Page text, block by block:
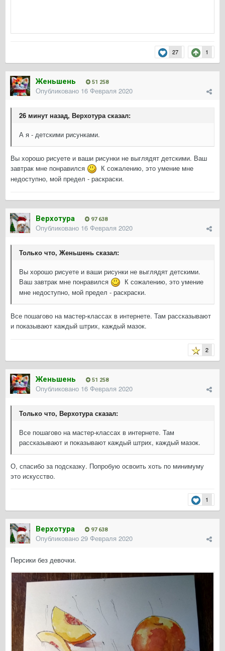
27 1
Женьшень 51 258
Опубликовано 16 Февраля 2020
26 минут назад, Верхотура сказал:
А я - детскими рисунками.
Вы хорошо рисуете и ваши рисунки не выглядят детскими. Ваш
завтрак мне понравился
К сожалению, это умение мне
недоступно, мой предел - раскраски.
Верхотура 97 638
Опубликовано 16 Февраля 2020
Только что, Женьшень сказал:
Вы хорошо рисуете и ваши рисунки не выглядят детскими.
Ваш завтрак мне понравился
К сожалению, это умение
мне недоступно, мой предел - раскраски.
Все пошагово на мастер-классах в интернете. Там рассказывают
и показывают каждый штрих, каждый мазок.
2
Женьшень 51 258
Опубликовано 16 Февраля 2020
Только что, Верхотура сказал:
Все пошагово на мастер-классах в интернете. Там
рассказывают и показывают каждый штрих, каждый мазок.
О, спасибо за подсказку. Попробую освоить хоть по минимуму
это искусство.
1
Верхотура 97 638
Опубликовано 29 Февраля 2020
Персики без девочки.